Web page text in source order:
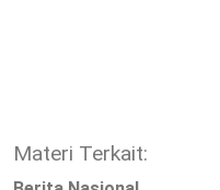
Materi Terkait: